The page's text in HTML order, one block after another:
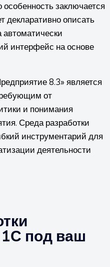
особенность заключается
декларативно описать
интерфейс на основе
8.3» является
от
и понимания
Среда разработки
инструментарий для
деятельности
под ваш